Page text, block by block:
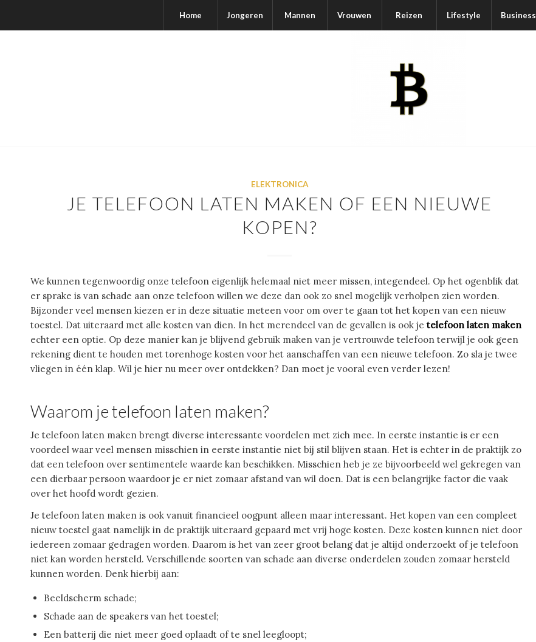
Home Jongeren Mannen Vrouwen Reizen Lifestyle Business
ELEKTRONICA
JE TELEFOON LATEN MAKEN OF EEN NIEUWE
KOPEN?
We kunnen tegenwoordig onze telefoon eigenlijk helemaal niet meer missen, integendeel. Op het ogenblik dat
er sprake is van schade aan onze telefoon willen we deze dan ook zo snel mogelijk verholpen zien worden.
Bijzonder veel mensen kiezen er in deze situatie meteen voor om over te gaan tot het kopen van een nieuw
toestel. Dat uiteraard met alle kosten van dien. In het merendeel van de gevallen is ook je telefoon laten maken
echter een optie. Op deze manier kan je blijvend gebruik maken van je vertrouwde telefoon terwijl je ook geen
rekening dient te houden met torenhoge kosten voor het aanschaffen van een nieuwe telefoon. Zo sla je twee
vliegen in één klap. Wil je hier nu meer over ontdekken? Dan moet je vooral even verder lezen!
Waarom je telefoon laten maken?
Je telefoon laten maken brengt diverse interessante voordelen met zich mee. In eerste instantie is er een
voordeel waar veel mensen misschien in eerste instantie niet bij stil blijven staan. Het is echter in de praktijk zo
dat een telefoon over sentimentele waarde kan beschikken. Misschien heb je ze bijvoorbeeld wel gekregen van
een dierbaar persoon waardoor je er niet zomaar afstand van wil doen. Dat is een belangrijke factor die vaak
over het hoofd wordt gezien.
Je telefoon laten maken is ook vanuit financieel oogpunt alleen maar interessant. Het kopen van een compleet
nieuw toestel gaat namelijk in de praktijk uiteraard gepaard met vrij hoge kosten. Deze kosten kunnen niet door
iedereen zomaar gedragen worden. Daarom is het van zeer groot belang dat je altijd onderzoekt of je telefoon
niet kan worden hersteld. Verschillende soorten van schade aan diverse onderdelen zouden zomaar hersteld
kunnen worden. Denk hierbij aan:
Beeldscherm schade;
Schade aan de speakers van het toestel;
Een batterij die niet meer goed oplaadt of te snel leegloopt;